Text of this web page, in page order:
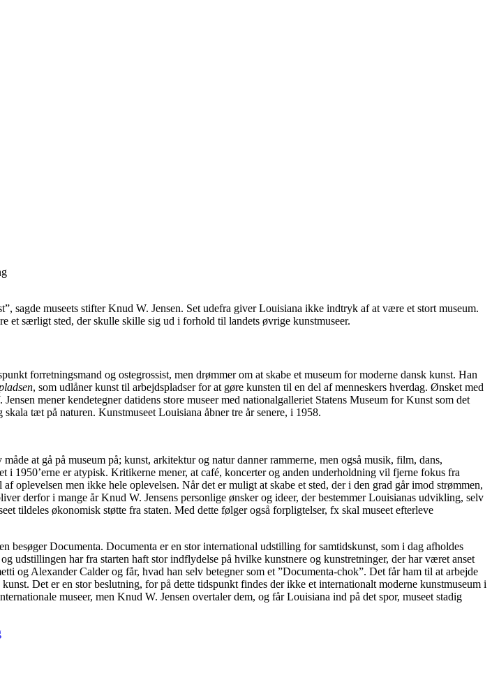
sagde museets stifter Knud W. Jensen. Set udefra giver Louisiana ikke indtryk af at være et stort museum.
særligt sted, der skulle skille sig ud i forhold til landets øvrige kunstmuseer.
forretningsmand og ostegrossist, men drømmer om at skabe et museum for moderne dansk kunst. Han
, som udlåner kunst til arbejdspladser for at gøre kunsten til en del af menneskers hverdag. Ønsket med
mener kendetegner datidens store museer med nationalgalleriet Statens Museum for Kunst som det
tæt på naturen. Kunstmuseet Louisiana åbner tre år senere, i 1958.
at gå på museum på; kunst, arkitektur og natur danner rammerne, men også musik, film, dans,
1950’erne er atypisk. Kritikerne mener, at café, koncerter og anden underholdning vil fjerne fokus fra
oplevelsen men ikke hele oplevelsen. Når det er muligt at skabe et sted, der i den grad går imod strømmen,
derfor i mange år Knud W. Jensens personlige ønsker og ideer, der bestemmer Louisianas udvikling, selv
tildeles økonomisk støtte fra staten. Med dette følger også forpligtelser, fx skal museet efterleve
besøger Documenta. Documenta er en stor international udstilling for samtidskunst, som i dag afholdes
udstillingen har fra starten haft stor indflydelse på hvilke kunstnere og kunstretninger, der har været anset
Alexander Calder og får, hvad han selv betegner som et ”Documenta-chok”. Det får ham til at arbejde
kunst. Det er en stor beslutning, for på dette tidspunkt findes der ikke et internationalt moderne kunstmuseum i
museer, men Knud W. Jensen overtaler dem, og får Louisiana ind på det spor, museet stadig